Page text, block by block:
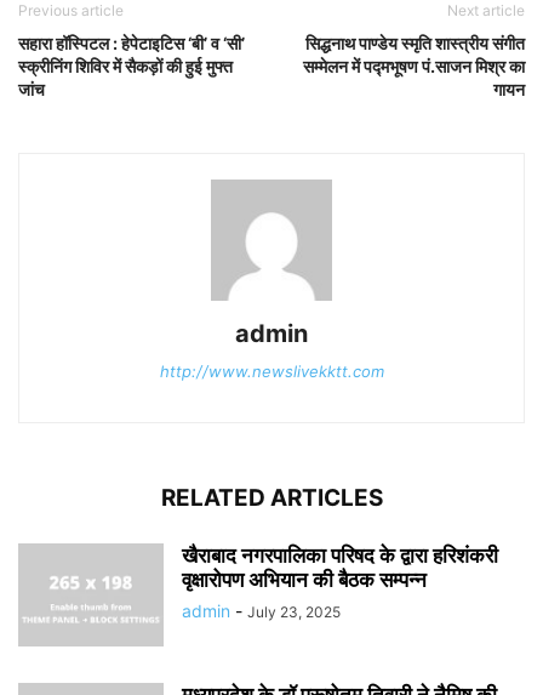
Previous article
सहारा हॉस्पिटल : हेपेटाइटिस ‘बी’ व ‘सी’
स्क्रीनिंग शिविर में सैकड़ों की हुई मुफ्त
जांच
Next article
सिद्धनाथ पाण्डेय स्मृति शास्त्रीय संगीत
सम्मेलन में पद्मभूषण पं.साजन मिश्र का
गायन
admin
http://www.newslivekktt.com
RELATED ARTICLES
खैराबाद नगरपालिका परिषद के द्वारा हरिशंकरी
वृक्षारोपण अभियान की बैठक सम्पन्न
admin - July 23, 2025